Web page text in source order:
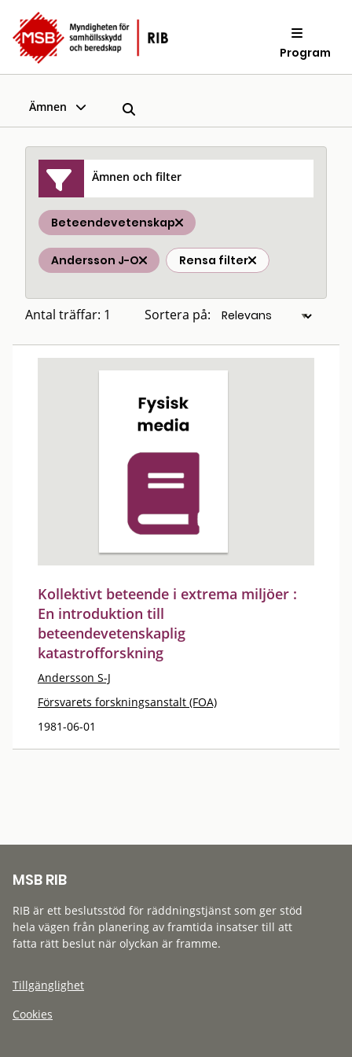
Program
Ämnen
Ämnen och filter
Beteendevetenskap
Andersson J-O Rensa filter
Antal träffar: 1 Sortera på:
Kollektivt beteende i extrema miljöer :
En introduktion till
beteendevetenskaplig
katastrofforskning
Andersson S-J
Försvarets forskningsanstalt (FOA)
1981-06-01
MSB RIB
RIB är ett beslutsstöd för räddningstjänst som ger stöd
hela vägen från planering av framtida insatser till att
fatta rätt beslut när olyckan är framme.
Tillgänglighet
Cookies